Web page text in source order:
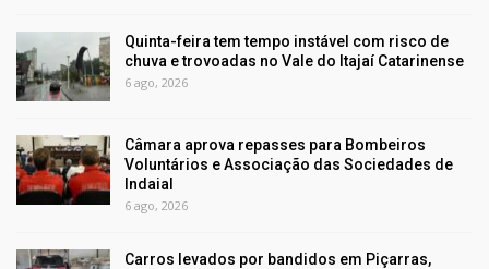
Quinta-feira tem tempo instável com risco de
chuva e trovoadas no Vale do Itajaí Catarinense
6 ago, 2026
Câmara aprova repasses para Bombeiros
Voluntários e Associação das Sociedades de
Indaial
6 ago, 2026
Carros levados por bandidos em Piçarras,